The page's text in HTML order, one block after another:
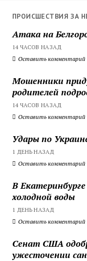
ПРОИСШЕСТВИЯ ЗА
Атака на
14 ЧАСОВ НАЗАД
Оставить комментарий
Мошенники
родителей
14 ЧАСОВ НАЗАД
Оставить комментарий
Удары по
1 ДЕНЬ НАЗАД
Оставить комментарий
В
холодной воды
1 ДЕНЬ НАЗАД
Оставить комментарий
Сенат США
ужесточении